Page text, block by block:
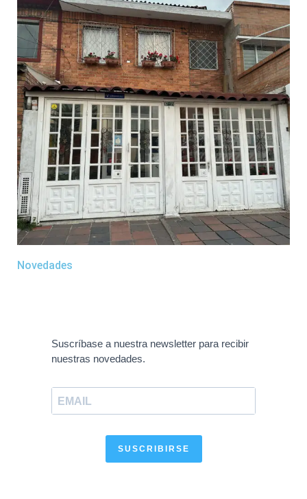
Novedades
Suscríbase a nuestra newsletter para recibir
nuestras novedades.
SUSCRIBIRSE